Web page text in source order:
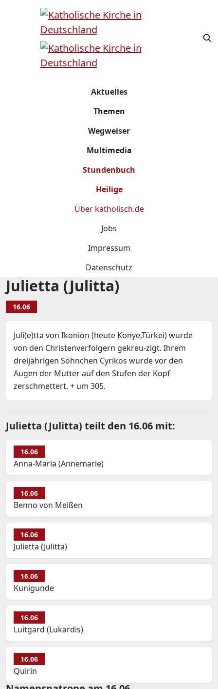
Aktuelles
Themen
Wegweiser
Multimedia
Stundenbuch
Heilige
Über katholisch.de
Jobs
Impressum
Datenschutz
Julietta (Julitta)
16.06
Juli(e)tta von Ikonion (heute Konye,Türkei) wurde
von den Christenverfolgern gekreu-zigt. Ihrem
dreijährigen Söhnchen Cyrikos wurde vor den
Augen der Mutter auf den Stufen der Kopf
zerschmettert. + um 305.
Julietta (Julitta) teilt den 16.06 mit:
16.06
Anna-Maria (Annemarie)
16.06
Benno von Meißen
16.06
Julietta (Julitta)
16.06
Kunigunde
16.06
Luitgard (Lukardis)
16.06
Quirin